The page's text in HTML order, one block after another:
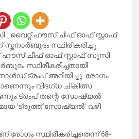
: വൈറ്റ് ഹൗസ് ചീഫ് ഓഫ് സ്റ്റാഫ്
സ്ഥിരീകരിച്ചു
ഹൗസ് ചീഫ് ഓഫ് സ്റ്റാഫ് സൂസി
സ്ഥിരീകരിച്ചതായി
ട്രംപ് അറിയിച്ചു. രോഗം
വിദഗ്ധ ചികിത്സ
ട്രംപ് തന്റെ സോഷ്യൽ
‘ട്രൂത്ത് സോഷ്യൽ’ വഴി
സ്ഥിരീകരിച്ചതെന്ന് 68-